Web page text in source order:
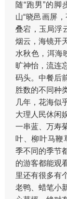
随“跑男”的
山“晓邑画屏
叠宕，玉局浮
烟云，海镜开
水秋色，洱海
旷神怡，流连
码头。中餐后
胜数的不同种
几年，花海似
大理人民休闲
一串蓝、万寿
叶、柳叶马鞭
季不同的季节
的游客都能观
里还有很多有
老鸭、蜡笔小